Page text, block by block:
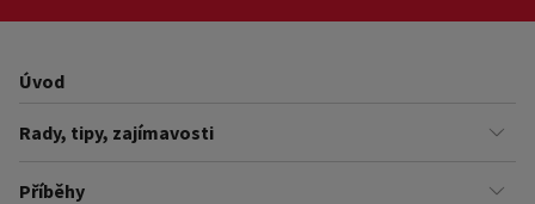
Úvod
Rady, tipy, zajímavosti
Finance
Příběhy